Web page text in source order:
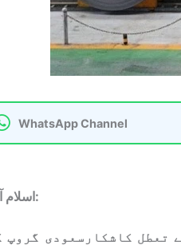
WhatsApp Channel
اسلام آباد:
تعطل کاشکارسعودی گروپ